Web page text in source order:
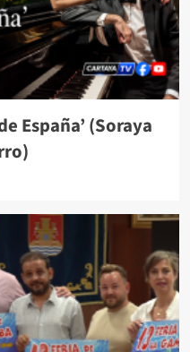
España’ (Soraya